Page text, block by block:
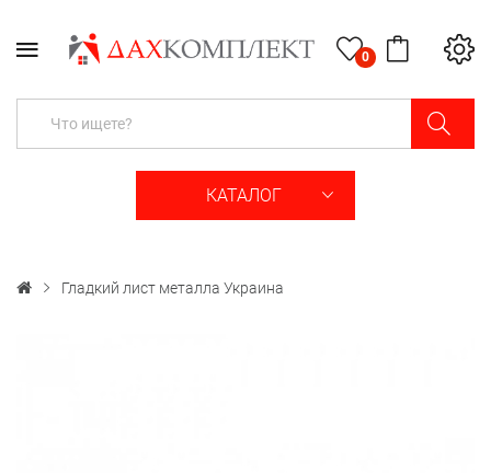
0
КАТАЛОГ
Гладкий лист металла Украина